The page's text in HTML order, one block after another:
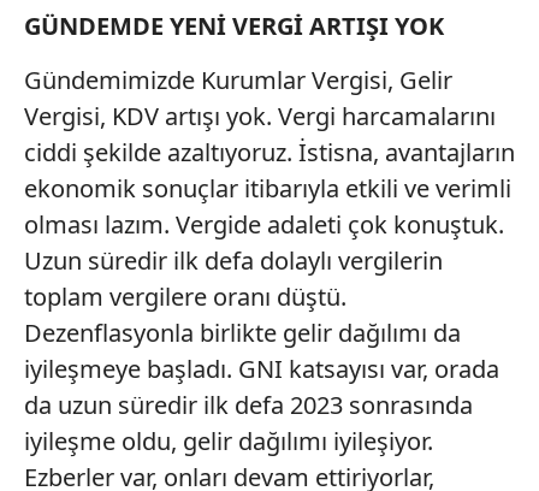
GÜNDEMDE YENİ VERGİ ARTIŞI YOK
Gündemimizde Kurumlar Vergisi, Gelir
Vergisi, KDV artışı yok. Vergi harcamalarını
ciddi şekilde azaltıyoruz. İstisna, avantajların
ekonomik sonuçlar itibarıyla etkili ve verimli
olması lazım. Vergide adaleti çok konuştuk.
Uzun süredir ilk defa dolaylı vergilerin
toplam vergilere oranı düştü.
Dezenflasyonla birlikte gelir dağılımı da
iyileşmeye başladı. GNI katsayısı var, orada
da uzun süredir ilk defa 2023 sonrasında
iyileşme oldu, gelir dağılımı iyileşiyor.
Ezberler var, onları devam ettiriyorlar,